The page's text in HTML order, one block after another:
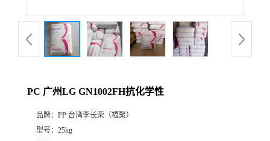
PC 广州LG GN1002FH抗化学性
品牌： PP 台湾李长荣（福聚）
型号： 25kg